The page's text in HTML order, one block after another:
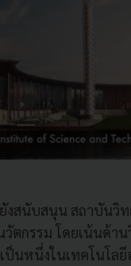
สนับสนุน สถาบันวิท
วัตกรรม โดยเน้นด้า
ป็นหนึ่งในเทคโนโล